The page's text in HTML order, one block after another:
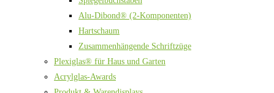
Alu-Dibond® (2-Komponenten)
Hartschaum
Zusammenhängende Schriftzüge
Plexiglas® für Haus und Garten
Acrylglas-Awards